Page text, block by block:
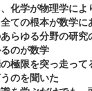
化学が物理学によ
ての根本が数学に
らゆる分野の研究
のが数学
極限を突っ走って
のを聞いた